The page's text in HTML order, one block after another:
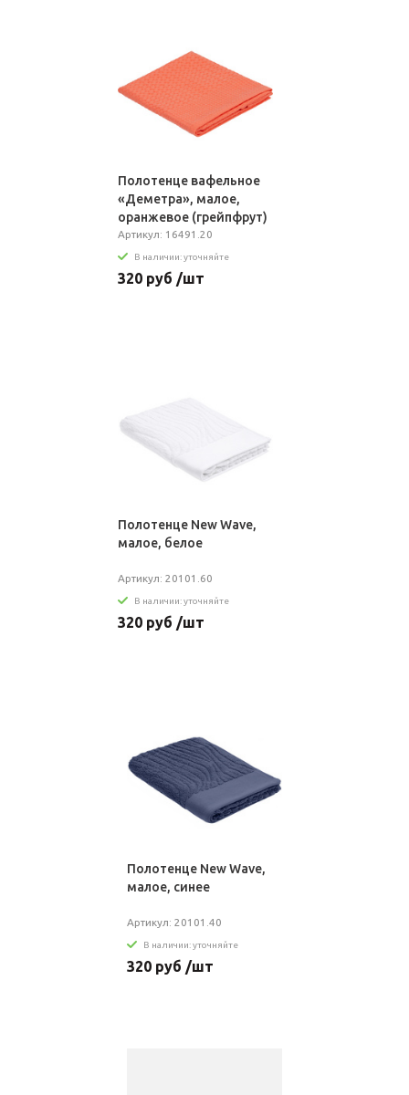
Полотенце вафельное
«Деметра», малое,
оранжевое (грейпфрут)
Артикул: 16491.20
В наличии: уточняйте
320 руб /шт
Полотенце New Wave,
малое, белое
Артикул: 20101.60
В наличии: уточняйте
320 руб /шт
Полотенце New Wave,
малое, синее
Артикул: 20101.40
В наличии: уточняйте
320 руб /шт